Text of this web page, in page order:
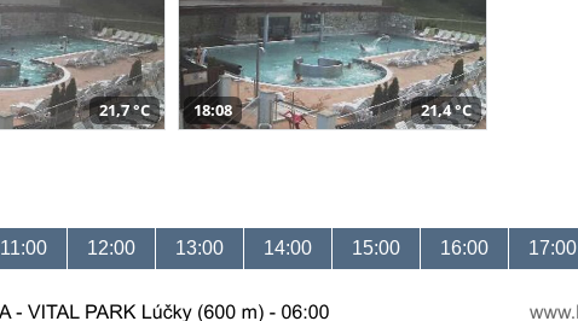
21,7 °C 18:08 21,4 °C
11:00 12:00 13:00 14:00 15:00 16:00 17:00